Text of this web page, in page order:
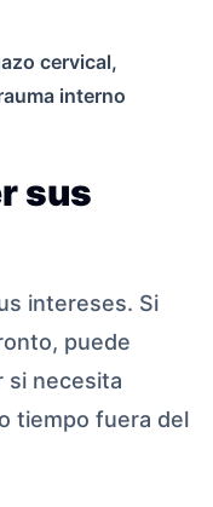
cervical,
interno
sus
intereses. Si
puede
si necesita
tiempo fuera del